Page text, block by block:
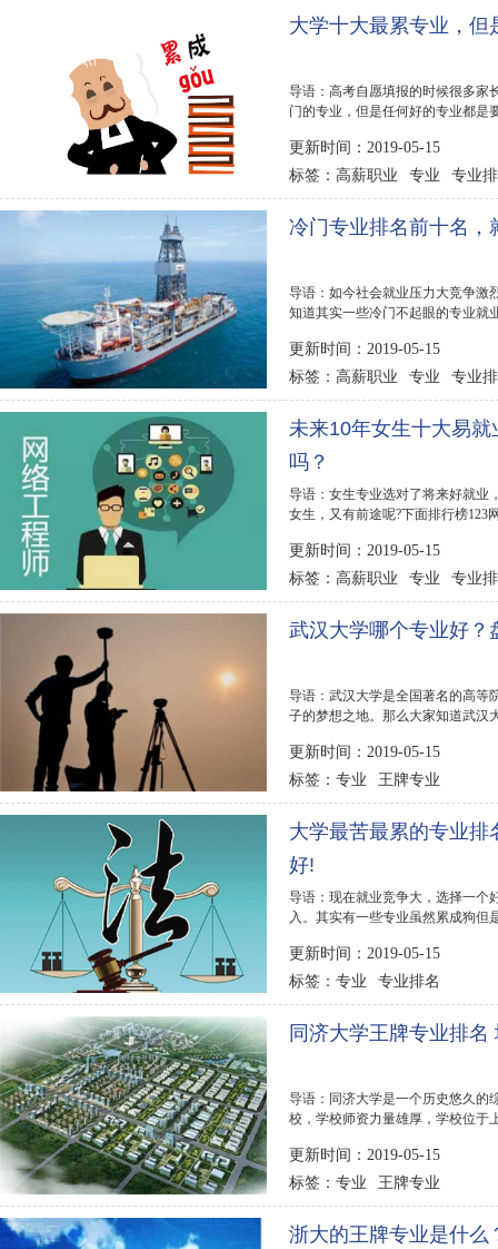
大学十大最累专业，
导语：高考自愿填报的时候很多家
门的专业，但是任何好的专业都是
更新时间：2019-05-15
标签： 高薪职业 专业 专业
冷门专业排名前十名，
导语：如今社会就业压力大竞争激
知道其实一些冷门不起眼的专业就
更新时间：2019-05-15
标签： 高薪职业 专业 专业
未来10年女生十大易
吗？
导语：女生专业选对了将来好就业
女生，又有前途呢?下面排行榜123
更新时间：2019-05-15
标签： 高薪职业 专业 专业
武汉大学哪个专业好？
导语：武汉大学是全国著名的高等
子的梦想之地。那么大家知道武汉
更新时间：2019-05-15
标签： 专业 王牌专业
大学最苦最累的专业
好!
导语：现在就业竞争大，选择一个
入。其实有一些专业虽然累成狗但
更新时间：2019-05-15
标签： 专业 专业排名
同济大学王牌专业排
导语：同济大学是一个历史悠久的
校，学校师资力量雄厚，学校位于
更新时间：2019-05-15
标签： 专业 王牌专业
浙大的王牌专业是什么